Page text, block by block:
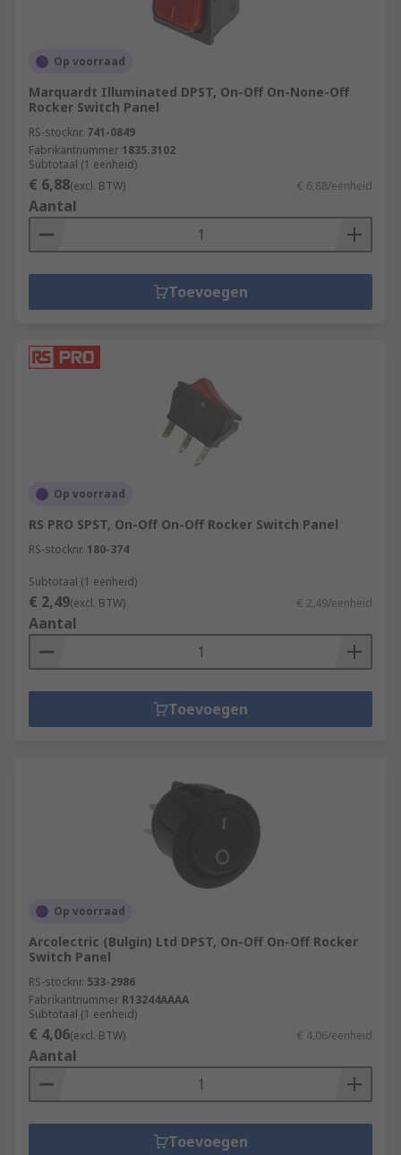
Op voorraad
Marquardt Illuminated DPST, On-Off On-None-Off
Rocker Switch Panel
RS-stocknr. 741-0849
Fabrikantnummer 1835.3102
Subtotaal (1 eenheid)
€ 6,88(excl. BTW) € 6,88/eenheid
Aantal
Toevoegen
Op voorraad
RS PRO SPST, On-Off On-Off Rocker Switch Panel
RS-stocknr. 180-374
Subtotaal (1 eenheid)
€ 2,49(excl. BTW) € 2,49/eenheid
Aantal
Toevoegen
Op voorraad
Arcolectric (Bulgin) Ltd DPST, On-Off On-Off Rocker
Switch Panel
RS-stocknr. 533-2986
Fabrikantnummer R13244AAAA
Subtotaal (1 eenheid)
€ 4,06(excl. BTW) € 4,06/eenheid
Aantal
Toevoegen